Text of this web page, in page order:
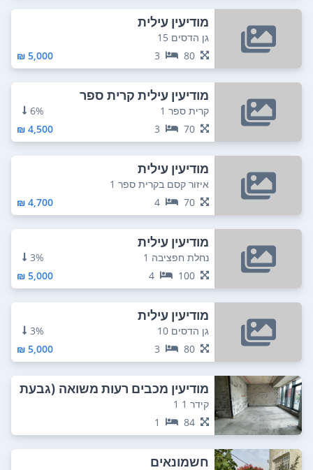
מודיעין עילית
גן הדסים 15
80
3
5,000 ₪
מודיעין עילית קרית ספר
קרית ספר 1
6%
70
3
4,500 ₪
מודיעין עילית
איזור קסם בקרית ספר 1
70
4
4,700 ₪
מודיעין עילית
נחלת חפציבה 1
3%
100
4
5,000 ₪
מודיעין עילית
גן הדסים 10
3%
80
3
5,000 ₪
מודיעין מכבים רעות משואה (גבעת
C)
קידר 1 1
84
1
חשמונאים